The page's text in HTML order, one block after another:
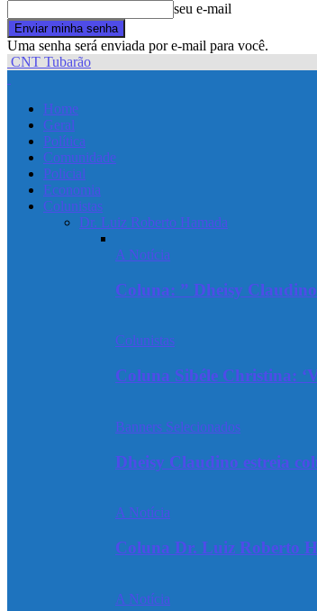
seu e-mail
Uma senha será enviada por e-mail para você.
CNT Tubarão
Home
Geral
Política
Comunidade
Policial
Economia
Colunistas
Dr. Luiz Roberto Hamada
A Notícia
Coluna: ” Dheisy
Colunistas
Coluna Sibéle Christina:
Banners Selecionados
Dheisy Claudino estreia
A Notícia
Coluna Dr. Luiz Roberto
A Notícia